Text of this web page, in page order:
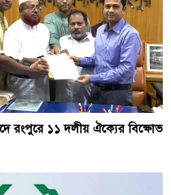
রংপুরে ১১ দলীয় ঐক্যের বিক্ষোভ